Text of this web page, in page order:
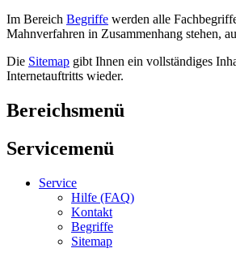
Im Bereich Begriffe werden alle
Mahnverfahren in Zusammenhang stehen,
Die Sitemap gibt Ihnen ein vollständiges
Internetauftritts wieder.
Bereichsmenü
Servicemenü
Service
Hilfe (FAQ)
Kontakt
Begriffe
Sitemap